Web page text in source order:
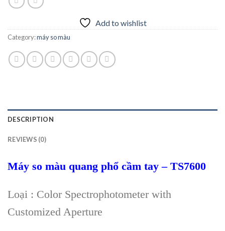
Add to wishlist
Category:máy so màu
DESCRIPTION
REVIEWS (0)
Máy so màu quang phổ cầm tay – TS7600
Loại : Color Spectrophotometer with
Customized Aperture